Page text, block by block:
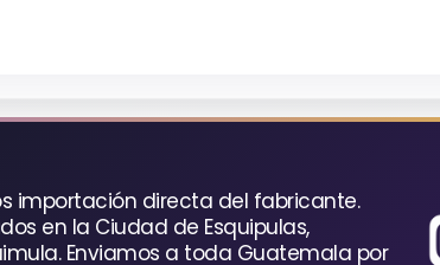
importación directa del fabricante.
en la Ciudad de Esquipulas,
Enviamos a toda Guatemala por